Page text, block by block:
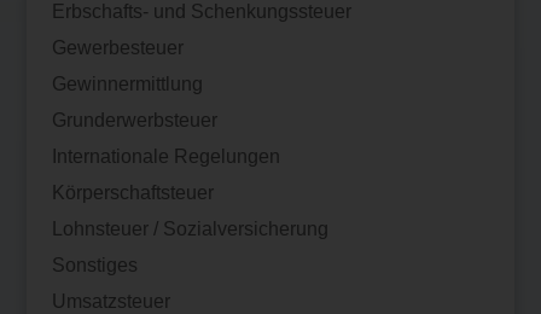
Erbschafts- und Schenkungssteuer
Gewerbesteuer
Gewinnermittlung
Grunderwerbsteuer
Internationale Regelungen
Körperschaftsteuer
Lohnsteuer / Sozialversicherung
Sonstiges
Umsatzsteuer